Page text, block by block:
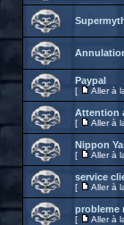
Paypal
[ Aller à
Attention
[ Aller à
Nippon
[ Aller à
service
[ Aller à
probleme
[ Aller à